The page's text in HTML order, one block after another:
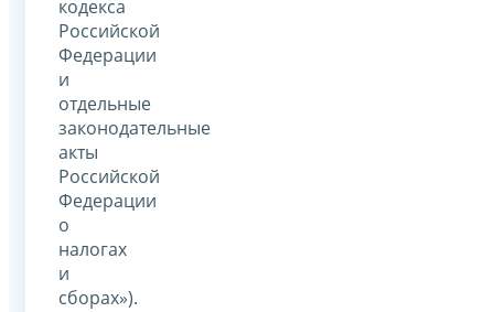
кодекса
Российской
Федерации
и
отдельные
законодательные
акты
Российской
Федерации
о
налогах
и
сборах»).